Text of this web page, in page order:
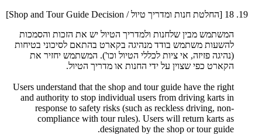
18 [החלטת חנות ומדריך טיול / Shop and Tour Guide Decision]
המשתמש מבין שלחנות ולמדריך הטיול יש את הזכות והסמכות
להשעות משתמש בודד מנהיגה בקארט בהתאם לסיכוני בטיחות
(נהיגה פזיזה, אי ציות לכללי הטיול וכו'). המשתמש יחזיר את
הקארט כפי שצוין על ידי החנות או מדריך הטיול.
Users understand that the shop and tour guide have the right
and authority to stop individual users from driving karts in
response to safety risks (such as reckless driving, non-
compliance with tour rules). Users will return karts as
designated by the shop or tour guide.